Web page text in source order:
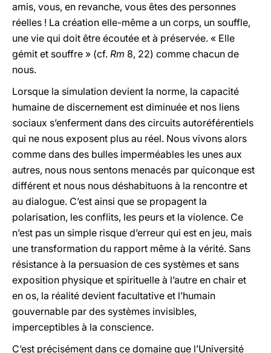
amis, vous, en revanche, vous êtes des personnes
réelles ! La création elle-même a un corps, un souffle,
une vie qui doit être écoutée et à préservée. « Elle
gémit et souffre » (cf. Rm 8, 22) comme chacun de
nous.
Lorsque la simulation devient la norme, la capacité
humaine de discernement est diminuée et nos liens
sociaux s’enferment dans des circuits autoréférentiels
qui ne nous exposent plus au réel. Nous vivons alors
comme dans des bulles imperméables les unes aux
autres, nous nous sentons menacés par quiconque est
différent et nous nous déshabituons à la rencontre et
au dialogue. C’est ainsi que se propagent la
polarisation, les conflits, les peurs et la violence. Ce
n’est pas un simple risque d’erreur qui est en jeu, mais
une transformation du rapport même à la vérité. Sans
résistance à la persuasion de ces systèmes et sans
exposition physique et spirituelle à l’autre en chair et
en os, la réalité devient facultative et l’humain
gouvernable par des systèmes invisibles,
imperceptibles à la conscience.
C’est précisément dans ce domaine que l’Université